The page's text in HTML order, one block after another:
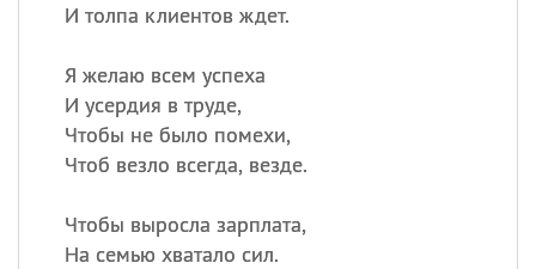
И толпа клиентов ждет.
Я желаю всем успеха
И усердия в труде,
Чтобы не было помехи,
Чтоб везло всегда, везде.
Чтобы выросла зарплата,
На семью хватало сил.